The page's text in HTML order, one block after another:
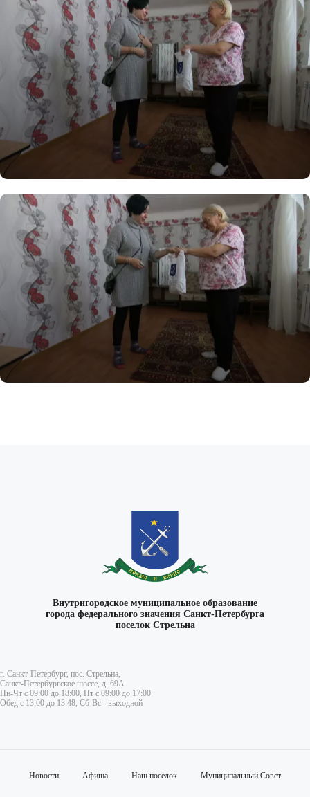
Внутригородское муниципальное образование
города федерального значения Санкт-Петербурга
поселок Стрельна
г. Санкт-Петербург, пос. Стрельна,
Санкт-Петербургское шоссе, д. 69А
Пн-Чт с 09:00 до 18:00, Пт с 09:00 до 17:00
Обед с 13:00 до 13:48, Сб-Вс - выходной
Новости Афиша Наш посёлок Муниципальный Совет